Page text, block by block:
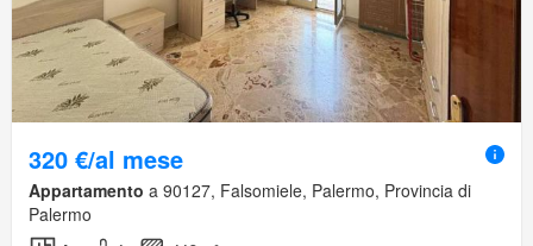
320 €/al mese
Appartamento a 90127, Falsomiele, Palermo, Provincia di
Palermo